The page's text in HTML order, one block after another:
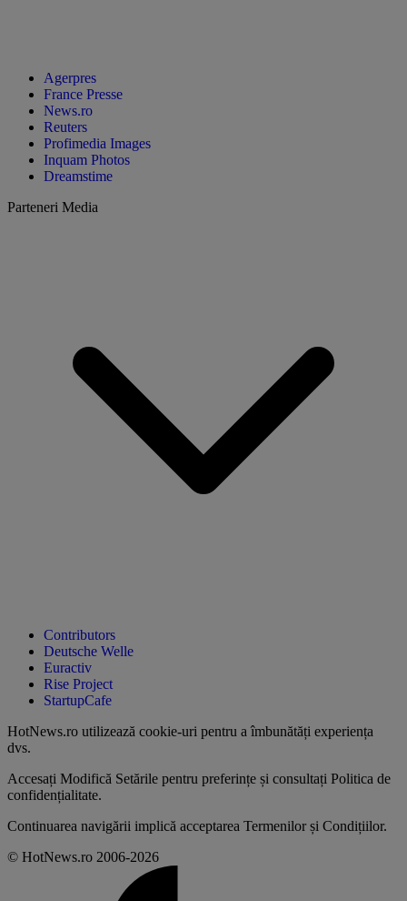
Agerpres
France Presse
News.ro
Reuters
Profimedia Images
Inquam Photos
Dreamstime
Parteneri Media
Contributors
Deutsche Welle
Euractiv
Rise Project
StartupCafe
HotNews.ro utilizează cookie-uri pentru a îmbunătăți experiența
dvs.
Accesați Modifică Setările pentru preferințe și consultați Politica de
confidențialitate.
Continuarea navigării implică acceptarea Termenilor și Condițiilor.
© HotNews.ro 2006-2026